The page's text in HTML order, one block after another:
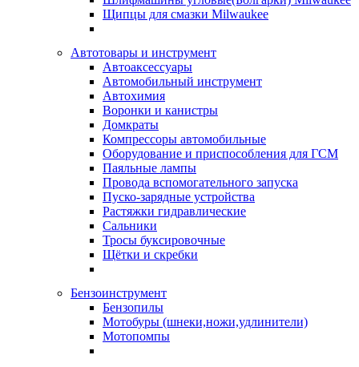
Щипцы для смазки Milwaukee
Автотовары и инструмент
Автоаксессуары
Автомобильный инструмент
Автохимия
Воронки и канистры
Домкраты
Компрессоры автомобильные
Оборудование и приспособления для ГСМ
Паяльные лампы
Провода вспомогательного запуска
Пуско-зарядные устройства
Растяжки гидравлические
Сальники
Тросы буксировочные
Щётки и скребки
Бензоинструмент
Бензопилы
Мотобуры (шнеки,ножи,удлинители)
Мотопомпы